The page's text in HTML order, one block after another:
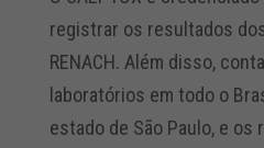
registrar os resultados
RENACH. Além disso,
laboratórios em todo o
estado de São Paulo, e os